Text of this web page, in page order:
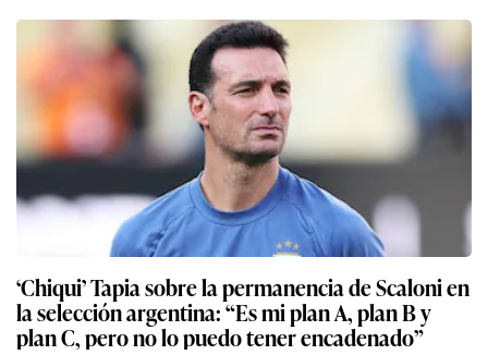
‘Chiqui’ Tapia sobre la permanencia de Scaloni en
la selección argentina: “Es mi plan A, plan B y
plan C, pero no lo puedo tener encadenado”